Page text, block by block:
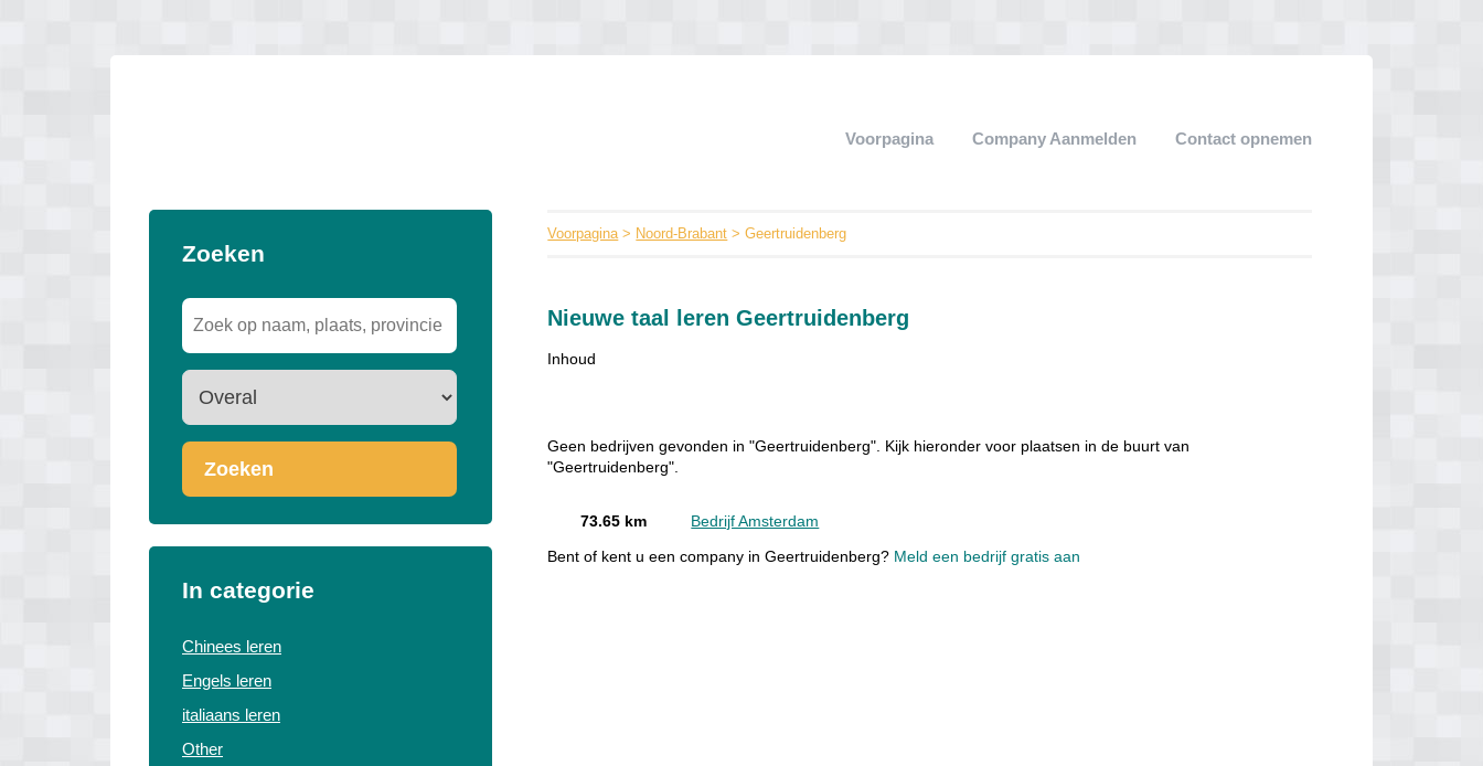
Voorpagina Company Aanmelden Contact opnemen
Zoeken
Zoeken
In categorie
Chinees leren
Engels leren
italiaans leren
Other
Voorpagina> Noord-Brabant > Geertruidenberg
Nieuwe taal leren Geertruidenberg
Inhoud
Geen bedrijven gevonden in "Geertruidenberg". Kijk hieronder voor plaatsen in de buurt van
"Geertruidenberg".
73.65 km Bedrijf Amsterdam
Bent of kent u een company in Geertruidenberg? Meld een bedrijf gratis aan